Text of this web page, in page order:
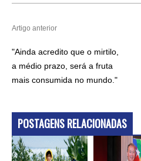
Artigo anterior
"Ainda acredito que o mirtilo,
a médio prazo, será a fruta
mais consumida no mundo."
POSTAGENS RELACIONADAS